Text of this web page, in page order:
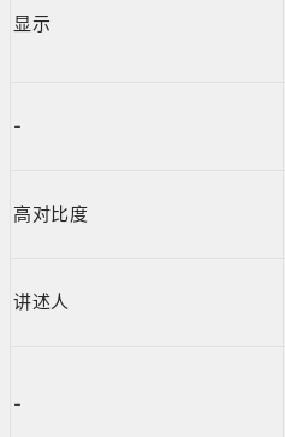
显示
-
高对比度
讲述人
-